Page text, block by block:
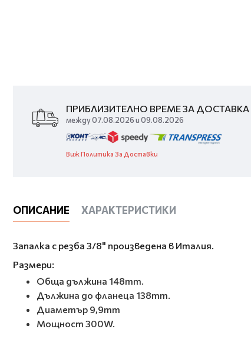
ПРИБЛИЗИТЕЛНО ВРЕМЕ ЗА ДОСТАВКА
между 07.08.2026 и 09.08.2026
Виж Политика За Доставки
ОПИСАНИЕ ХАРАКТЕРИСТИКИ
Запалка с резба 3/8" произведена в Италия.
Размери:
Обща дължина 148mm.
Дължина до фланеца 138mm.
Диаметър 9,9mm
Мощност 300W.